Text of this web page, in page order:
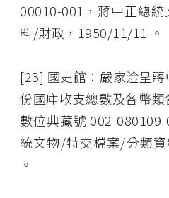
00010-001，蔣中正總
料/財政，1950/11/11 。
[23] 國史館：嚴家淦呈
份國庫收支總數及各幣類
數位典藏號 002-
統文物/特交檔案/分類
。